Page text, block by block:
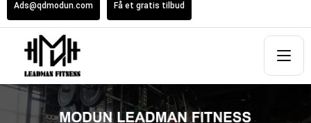
Ads@qdmodun.com Få et gratis tilbud